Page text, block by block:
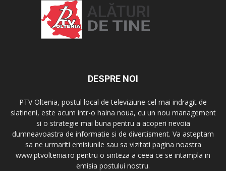
DESPRE NOI
PTV Oltenia, postul local de televiziune cel mai indragit de
slatineni, este acum intr-o haina noua, cu un nou management
si o strategie mai buna pentru a acoperi nevoia
dumneavoastra de informatie si de divertisment. Va asteptam
sa ne urmariti emisiunile sau sa vizitati pagina noastra
www.ptvoltenia.ro pentru o sinteza a ceea ce se intampla in
emisia postului nostru.